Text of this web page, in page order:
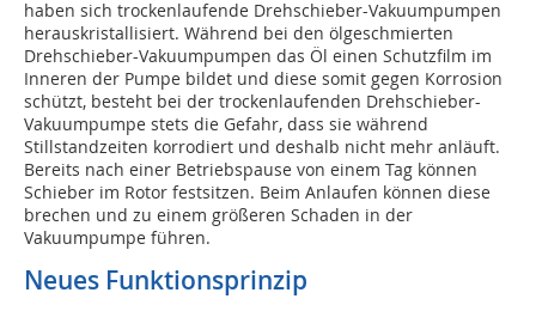
haben sich trockenlaufende Drehschieber-Vakuumpumpen
herauskristallisiert. Während bei den ölgeschmierten
Drehschieber-Vakuumpumpen das Öl einen Schutzfilm im
Inneren der Pumpe bildet und diese somit gegen Korrosion
schützt, besteht bei der trockenlaufenden Drehschieber-
Vakuumpumpe stets die Gefahr, dass sie während
Stillstandzeiten korrodiert und deshalb nicht mehr anläuft.
Bereits nach einer Betriebspause von einem Tag können
Schieber im Rotor festsitzen. Beim Anlaufen können diese
brechen und zu einem größeren Schaden in der
Vakuumpumpe führen.
Neues Funktionsprinzip